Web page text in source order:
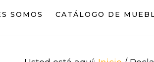
SOMOS CATÁLOGO DE